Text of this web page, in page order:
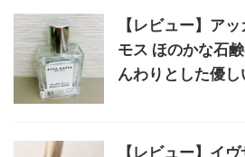
【レビュー】ア
モス ほのかな石
んわりとした優し
【レビュー】イ